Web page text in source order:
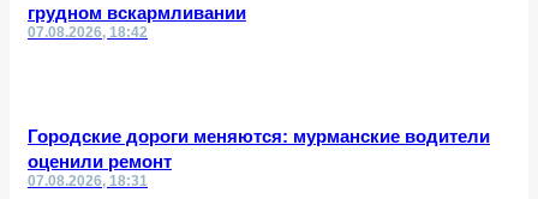
грудном вскармливании
07.08.2026, 18:42
Городские дороги меняются: мурманские водители
оценили ремонт
07.08.2026, 18:31